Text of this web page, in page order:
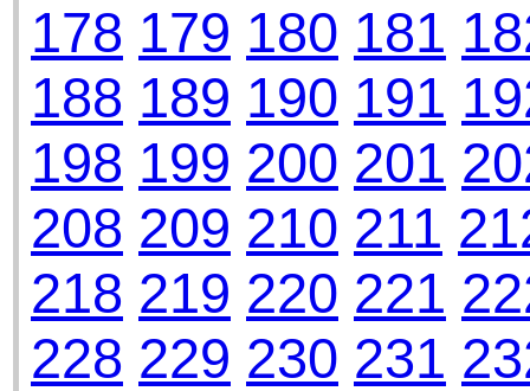
178 179 180 181
188 189 190 191
198 199 200 201
208 209 210 211
218 219 220 221
228 229 230 231